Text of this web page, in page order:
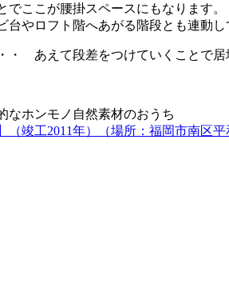
ここが腰掛スペースにもなります。
台やロフト階へあがる階段とも連動
・ あえて段差をつけていくことで
なホンモノ自然素材のおうち
竣工2011年）（場所：福岡市南区平